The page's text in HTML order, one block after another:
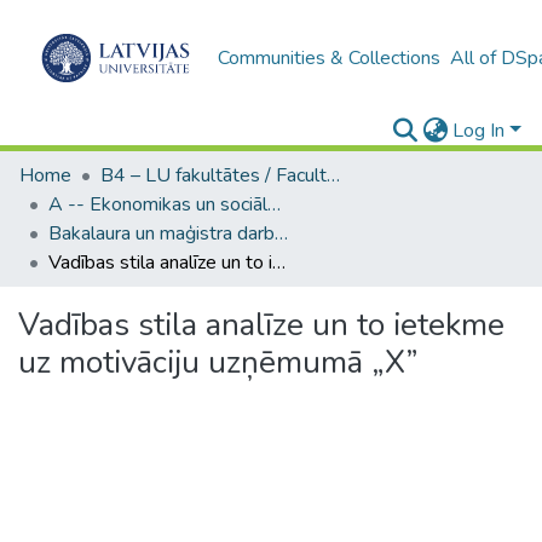
Communities & Collections All of
Log In
Home
B4 – LU fakultātes / Faculties of the UL
A -- Ekonomikas un sociālo zinātņu fakultāte / Faculty of Economics and Social Sciences
Bakalaura un maģistra darbi (ESZF) / Bachelor's and Master's theses
Vadības stila analīze un to ietekme uz motivāciju uzņēmumā „X”
Vadības stila analīze un to ietekme
uz motivāciju uzņēmumā „X”